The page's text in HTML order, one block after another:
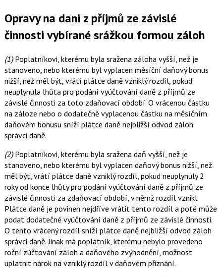
Opravy na dani z příjmů ze závislé
činnosti vybírané srážkou formou záloh
(1)Poplatníkovi, kterému byla sražena záloha vyšší, než je
stanoveno, nebo kterému byl vyplacen měsíční daňový bonus
nižší, než měl být, vrátí plátce daně vzniklý rozdíl, pokud
neuplynula lhůta pro podání vyúčtování daně z příjmů ze
závislé činnosti za toto zdaňovací období. O vrácenou částku
na záloze nebo o dodatečně vyplacenou částku na měsíčním
daňovém bonusu sníží plátce daně nejbližší odvod záloh
správci daně.
(2)Poplatníkovi, kterému byla sražena daň vyšší, než je
stanoveno, nebo kterému byl vyplacen daňový bonus nižší, než
měl být, vrátí plátce daně vzniklý rozdíl, pokud neuplynuly 2
roky od konce lhůty pro podání vyúčtování daně z příjmů ze
závislé činnosti za zdaňovací období, v němž rozdíl vznikl.
Plátce daně je povinen nejdříve vrátit tento rozdíl a poté může
podat dodatečné vyúčtování daně z příjmů ze závislé činnosti.
O tento vrácený rozdíl sníží plátce daně nejbližší odvod záloh
správci daně. Jinak má poplatník, kterému nebylo provedeno
roční zúčtování záloh a daňového zvýhodnění, možnost
uplatnit nárok na vzniklý rozdíl v daňovém přiznání.